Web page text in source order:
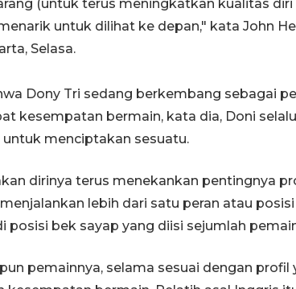
(untuk terus meningkatkan kualitas
untuk dilihat ke depan," kata John
Selasa.
Dony Tri sedang berkembang sebagai
kesempatan bermain, kata dia, Doni
menciptakan sesuatu.
dirinya terus menekankan pentingnya
lebih dari satu peran atau
posisi bek sayap yang diisi sejumlah
pemainnya, selama sesuai dengan profil